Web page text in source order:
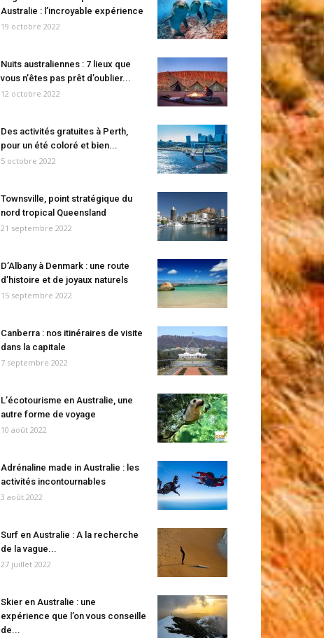
Australie : l’incroyable expérience
19 octobre 2022
Nuits australiennes : 7 lieux que
vous n’êtes pas prêt d’oublier...
12 octobre 2022
Des activités gratuites à Perth,
pour un été coloré et bien...
5 octobre 2022
Townsville, point stratégique du
nord tropical Queensland
21 septembre 2022
D’Albany à Denmark : une route
d’histoire et de joyaux naturels
15 septembre 2022
Canberra : nos itinéraires de visite
dans la capitale
7 septembre 2022
L’écotourisme en Australie, une
autre forme de voyage
10 août 2022
Adrénaline made in Australie : les
activités incontournables
3 août 2022
Surf en Australie : A la recherche
de la vague...
27 juillet 2022
Skier en Australie : une
expérience que l’on vous conseille
de...